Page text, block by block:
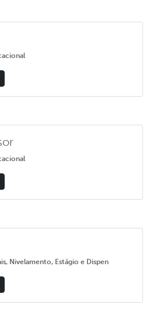
Nivelamento, Estágio e Dispen